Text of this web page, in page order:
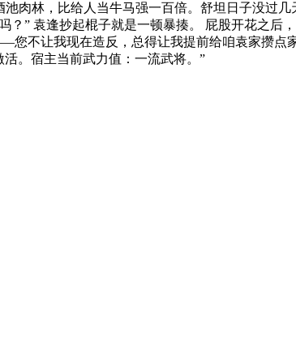
肉林，比给人当牛马强一百倍。舒坦日子没过
” 袁逢抄起棍子就是一顿暴揍。 屁股开花之后
不让我现在造反，总得让我提前给咱袁家攒点
。宿主当前武力值：一流武将。”